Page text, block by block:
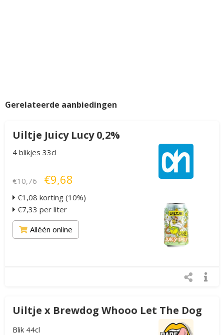
Gerelateerde aanbiedingen
Uiltje Juicy Lucy 0,2%
4 blikjes 33cl
€10,76 €9,68
€1,08 korting (10%)
€7,33 per liter
Alléén online
Uiltje x Brewdog Whooo Let The Dog
Blik 44cl